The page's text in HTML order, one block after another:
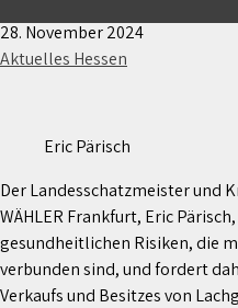
28. November 2024
Aktuelles Hessen
Eric Pärisch
Der Landesschatzmeister und
WÄHLER Frankfurt, Eric
gesundheitlichen Risiken, die
verbunden sind, und fordert
Verkaufs und Besitzes von